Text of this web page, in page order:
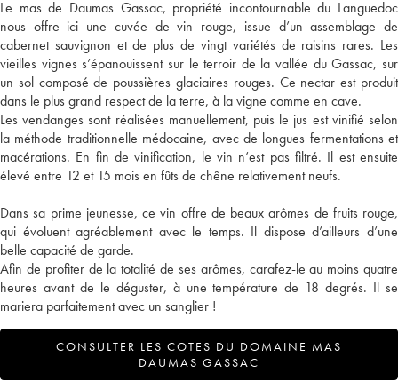
Le mas de Daumas Gassac, propriété incontournable du Languedoc
nous offre ici une cuvée de vin rouge, issue d’un assemblage de
cabernet sauvignon et de plus de vingt variétés de raisins rares. Les
vieilles vignes s’épanouissent sur le terroir de la vallée du Gassac, sur
un sol composé de poussières glaciaires rouges. Ce nectar est produit
dans le plus grand respect de la terre, à la vigne comme en cave.
Les vendanges sont réalisées manuellement, puis le jus est vinifié selon
la méthode traditionnelle médocaine, avec de longues fermentations et
macérations. En fin de vinification, le vin n’est pas filtré. Il est ensuite
élevé entre 12 et 15 mois en fûts de chêne relativement neufs.
Dans sa prime jeunesse, ce vin offre de beaux arômes de fruits rouge,
qui évoluent agréablement avec le temps. Il dispose d’ailleurs d’une
belle capacité de garde.
Afin de profiter de la totalité de ses arômes, carafez-le au moins quatre
heures avant de le déguster, à une température de 18 degrés. Il se
mariera parfaitement avec un sanglier !
CONSULTER LES COTES DU DOMAINE MAS
DAUMAS GASSAC